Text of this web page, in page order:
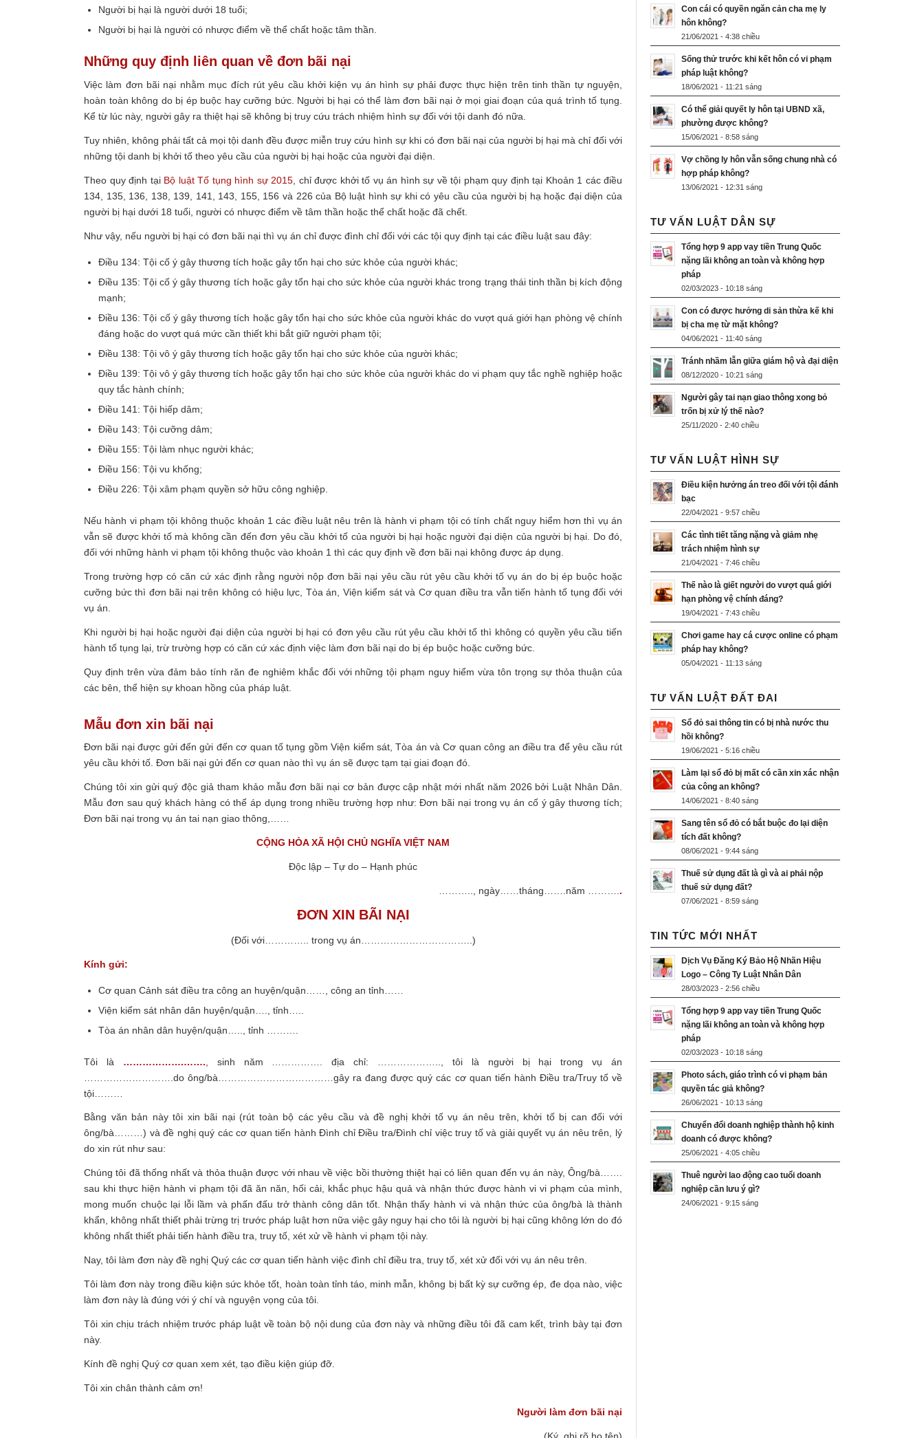
Người bị hại là người dưới 18 tuổi;
Người bị hại là người có nhược điểm về thể chất hoặc tâm thần.
Những quy định liên quan về đơn bãi nại
Việc làm đơn bãi nại nhằm mục đích rút yêu cầu khởi kiện vụ án hình sự phải được thực hiện trên tinh thần tự nguyện,
hoàn toàn không do bị ép buộc hay cưỡng bức. Người bị hại có thể làm đơn bãi nại ở mọi giai đoạn của quá trình tố tụng.
Kể từ lúc này, người gây ra thiệt hại sẽ không bị truy cứu trách nhiệm hình sự đối với tội danh đó nữa.
Tuy nhiên, không phải tất cả mọi tội danh đều được miễn truy cứu hình sự khi có đơn bãi nại của người bị hại mà chỉ đối với
những tội danh bị khởi tố theo yêu cầu của người bị hại hoặc của người đại diện.
Theo quy định tại Bộ luật Tố tụng hình sự 2015 , chỉ được khởi tố vụ án hình sự về tội phạm quy định tại Khoản 1 các điều
134, 135, 136, 138, 139, 141, 143, 155, 156 và 226 của Bộ luật hình sự khi có yêu cầu của người bị hạ hoặc đại diện của
người bị hại dưới 18 tuổi, người có nhược điểm về tâm thần hoặc thể chất hoặc đã chết.
Như vậy, nếu người bị hại có đơn bãi nại thì vụ án chỉ được đình chỉ đối với các tội quy định tại các điều luật sau đây:
Điều 134: Tội cố ý gây thương tích hoặc gây tổn hại cho sức khỏe của người khác;
Điều 135: Tội cố ý gây thương tích hoặc gây tổn hại cho sức khỏe của người khác trong trạng thái tinh thần bị kích động
mạnh;
Điều 136: Tội cố ý gây thương tích hoặc gây tổn hại cho sức khỏe của người khác do vượt quá giới hạn phòng vệ chính
đáng hoặc do vượt quá mức cần thiết khi bắt giữ người phạm tội;
Điều 138: Tội vô ý gây thương tích hoặc gây tổn hại cho sức khỏe của người khác;
Điều 139: Tội vô ý gây thương tích hoặc gây tổn hại cho sức khỏe của người khác do vi phạm quy tắc nghề nghiệp hoặc
quy tắc hành chính;
Điều 141: Tội hiếp dâm;
Điều 143: Tội cưỡng dâm;
Điều 155: Tội làm nhục người khác;
Điều 156: Tội vu khống;
Điều 226: Tội xâm phạm quyền sở hữu công nghiệp.
Nếu hành vi phạm tội không thuộc khoản 1 các điều luật nêu trên là hành vi phạm tội có tính chất nguy hiểm hơn thì vụ án
vẫn sẽ được khởi tố mà không cần đến đơn yêu cầu khởi tố của người bị hại hoặc người đại diện của người bị hại. Do đó,
đối với những hành vi phạm tội không thuộc vào khoản 1 thì các quy định về đơn bãi nại không được áp dụng.
Trong trường hợp có căn cứ xác định rằng người nộp đơn bãi nại yêu cầu rút yêu cầu khởi tố vụ án do bị ép buộc hoặc
cưỡng bức thì đơn bãi nại trên không có hiệu lực, Tòa án, Viện kiểm sát và Cơ quan điều tra vẫn tiến hành tố tụng đối với
vụ án.
Khi người bị hại hoặc người đại diện của người bị hại có đơn yêu cầu rút yêu cầu khởi tố thì không có quyền yêu cầu tiến
hành tố tụng lại, trừ trường hợp có căn cứ xác định việc làm đơn bãi nại do bị ép buộc hoặc cưỡng bức.
Quy định trên vừa đảm bảo tính răn đe nghiêm khắc đối với những tội phạm nguy hiểm vừa tôn trọng sự thỏa thuận của
các bên, thể hiện sự khoan hồng của pháp luật.
Mẫu đơn xin bãi nại
Đơn bãi nại được gửi đếngửi đến cơ quan tố tụng gồm Viện kiểm sát, Tòa án và Cơ quan công an điều tra để yêu cầu rút
yêu cầu khởi tố. Đơn bãi nại gửi đến cơ quan nào thì vụ án sẽ được tạm tại giai đoạn đó.
Chúng tôi xin gửi quý độc giả tham khảo mẫu đơn bãi nại cơ bản được cập nhật mới nhất năm 2026 bởi Luật Nhân Dân.
Mẫu đơn sau quý khách hàng có thể áp dụng trong nhiều trường hợp như: Đơn bãi nại trong vụ án cố ý gây thương tích;
Đơn bãi nại trong vụ án tai nạn giao thông,……
CỘNG HÒA XÃ HỘI CHỦ NGHĨA VIỆT NAM
Độc lập – Tự do – Hạnh phúc
……….., ngày……tháng…….năm ………. .
ĐƠN XIN BÃI NẠI
(Đối với………….. trong vụ án……………………………..)
Kính gửi:
Cơ quan Cảnh sát điều tra công an huyện/quận……, công an tỉnh……
Viện kiểm sát nhân dân huyện/quận…., tỉnh…..
Tòa án nhân dân huyện/quận….., tỉnh ……….
Tôi là ……………….……. , sinh năm ……………. địa chỉ: ……………….., tôi là người bị hại trong vụ án
……………………….do ông/bà………………………………gây ra đang được quý các cơ quan tiến hành Điều tra/Truy tố về
tội………
Bằng văn bản này tôi xin bãi nại (rút toàn bộ các yêu cầu và đề nghị khởi tố vụ án nêu trên, khởi tố bị can đối với
ông/bà………) và đề nghị quý các cơ quan tiến hành Đình chỉ Điều tra/Đình chỉ việc truy tố và giải quyết vụ án nêu trên, lý
do xin rút như sau:
Chúng tôi đã thống nhất và thỏa thuận được với nhau về việc bồi thường thiệt hại có liên quan đến vụ án này, Ông/bà…….
sau khi thực hiện hành vi phạm tội đã ăn năn, hối cải, khắc phục hậu quả và nhận thức được hành vi vi phạm của mình,
mong muốn chuộc lại lỗi lầm và phấn đấu trở thành công dân tốt. Nhận thấy hành vi và nhận thức của ông/bà là thành
khẩn, không nhất thiết phải trừng trị trước pháp luật hơn nữa việc gây nguy hại cho tôi là người bị hại cũng không lớn do đó
không nhất thiết phải tiến hành điều tra, truy tố, xét xử về hành vi phạm tội này.
Nay, tôi làm đơn này đề nghị Quý các cơ quan tiến hành việc đình chỉ điều tra, truy tố, xét xử đối với vụ án nêu trên.
Tôi làm đơn này trong điều kiện sức khỏe tốt, hoàn toàn tỉnh táo, minh mẫn, không bị bất kỳ sự cưỡng ép, đe dọa nào, việc
làm đơn này là đúng với ý chí và nguyện vọng của tôi.
Tôi xin chịu trách nhiệm trước pháp luật về toàn bộ nội dung của đơn này và những điều tôi đã cam kết, trình bày tại đơn
này.
Kính đề nghị Quý cơ quan xem xét, tạo điều kiện giúp đỡ.
Tôi xin chân thành cảm ơn!
Người làm đơn bãi nại
(Ký, ghi rõ họ tên)
Con cái có quyền ngăn cản cha mẹ ly
hôn không?
21/06/2021 - 4:38 chiều
Sống thử trước khi kết hôn có vi phạm
pháp luật không?
18/06/2021 - 11:21 sáng
Có thể giải quyết ly hôn tại UBND xã,
phường được không?
15/06/2021 - 8:58 sáng
Vợ chồng ly hôn vẫn sống chung nhà có
hợp pháp không?
13/06/2021 - 12:31 sáng
TƯ VẤN LUẬT DÂN SỰ
Tổng hợp 9 app vay tiền Trung Quốc
nặng lãi không an toàn và không hợp
pháp
02/03/2023 - 10:18 sáng
Con có được hưởng di sản thừa kế khi
bị cha mẹ từ mặt không?
04/06/2021 - 11:40 sáng
Tránh nhầm lẫn giữa giám hộ và đại diện
08/12/2020 - 10:21 sáng
Người gây tai nạn giao thông xong bỏ
trốn bị xử lý thế nào?
25/11/2020 - 2:40 chiều
TƯ VẤN LUẬT HÌNH SỰ
Điều kiện hưởng án treo đối với tội đánh
bạc
22/04/2021 - 9:57 chiều
Các tình tiết tăng nặng và giảm nhẹ
trách nhiệm hình sự
21/04/2021 - 7:46 chiều
Thế nào là giết người do vượt quá giới
hạn phòng vệ chính đáng?
19/04/2021 - 7:43 chiều
Chơi game hay cá cược online có phạm
pháp hay không?
05/04/2021 - 11:13 sáng
TƯ VẤN LUẬT ĐẤT ĐAI
Sổ đỏ sai thông tin có bị nhà nước thu
hồi không?
19/06/2021 - 5:16 chiều
Làm lại sổ đỏ bị mất có cần xin xác nhận
của công an không?
14/06/2021 - 8:40 sáng
Sang tên sổ đỏ có bắt buộc đo lại diện
tích đất không?
08/06/2021 - 9:44 sáng
Thuế sử dụng đất là gì và ai phải nộp
thuế sử dụng đất?
07/06/2021 - 8:59 sáng
TIN TỨC MỚI NHẤT
Dịch Vụ Đăng Ký Bảo Hộ Nhãn Hiệu
Logo – Công Ty Luật Nhân Dân
28/03/2023 - 2:56 chiều
Tổng hợp 9 app vay tiền Trung Quốc
nặng lãi không an toàn và không hợp
pháp
02/03/2023 - 10:18 sáng
Photo sách, giáo trình có vi phạm bản
quyền tác giả không?
26/06/2021 - 10:13 sáng
Chuyển đổi doanh nghiệp thành hộ kinh
doanh có được không?
25/06/2021 - 4:05 chiều
Thuê người lao động cao tuổi doanh
nghiệp cần lưu ý gì?
24/06/2021 - 9:15 sáng